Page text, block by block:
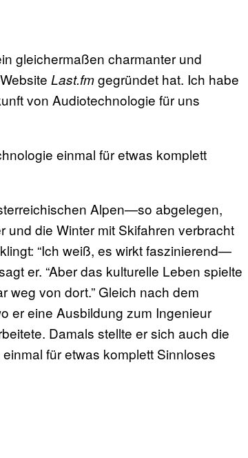
gleichermaßen charmanter und
Last.fmgegründet hat. Ich habe
von Audiotechnologie für uns
einmal für etwas komplett
Alpen—so abgelegen,
die Winter mit Skifahren verbracht
“Ich weiß, es wirkt faszinierend—
er. “Aber das kulturelle Leben spielte
weg von dort.” Gleich nach dem
er eine Ausbildung zum Ingenieur
Damals stellte er sich auch die
für etwas komplett Sinnloses